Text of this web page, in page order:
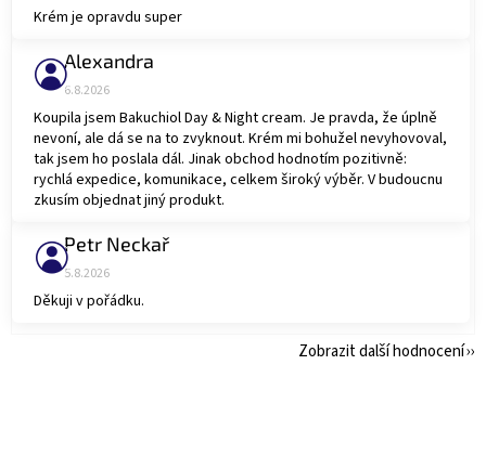
Krém je opravdu super
Alexandra
Hodnocení obchodu je 5 z 5 hvězdiček.
6.8.2026
Koupila jsem Bakuchiol Day & Night cream. Je pravda, že úplně
nevoní, ale dá se na to zvyknout. Krém mi bohužel nevyhovoval,
tak jsem ho poslala dál. Jinak obchod hodnotím pozitivně:
rychlá expedice, komunikace, celkem široký výběr. V budoucnu
zkusím objednat jiný produkt.
Petr Neckař
Hodnocení obchodu je 5 z 5 hvězdiček.
5.8.2026
Děkuji v pořádku.
Zobrazit další hodnocení